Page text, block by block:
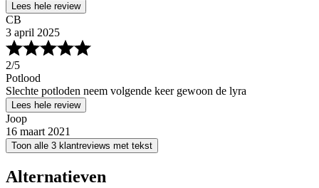
Lees hele review
CB
3 april 2025
2/5
Potlood
Slechte potloden neem volgende keer gewoon de lyra
Lees hele review
Joop
16 maart 2021
Toon alle 3 klantreviews met tekst
Alternatieven